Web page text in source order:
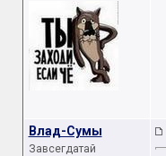
Влад-Сумы
Завсегдатай